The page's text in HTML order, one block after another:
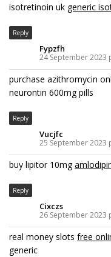
isotretinoin uk generic
Reply
Fypzfh
24 September 2023
purchase azithromycin
neurontin 600mg pills
Reply
Vucjfc
25 September 2023
buy lipitor 10mg
Reply
Cixczs
26 September 2023
real money slots free
generic